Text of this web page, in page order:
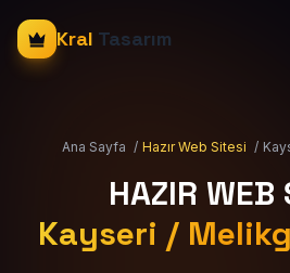
Kral Tasarım
Ana Sayfa / Hazır Web Sitesi /
HAZIR WEB
Kayseri /